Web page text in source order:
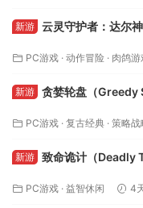
新游 云灵守护者：达尔
PC游戏 · 动作冒险 · 肉鸽游
新游 贪婪轮盘（Greedy
PC游戏 · 复古经典 · 策略战
新游 致命诡计（Deadly
PC游戏 · 益智休闲 4